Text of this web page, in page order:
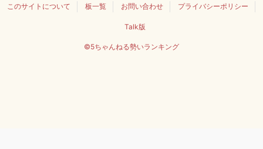
このサイトについて 板一覧 お問い合わせ プライバシーポリシー
Talk版
©5ちゃんねる勢いランキング